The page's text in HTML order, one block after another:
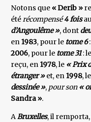
Notons que « Derib »
étérécompensé4 fois
d’Angoulême », dont
en1983, pour le tome 6
2006, pour le tome 31: le
reçu, en1978, le « Prix
étranger »et, en1998, le
dessinée », pour son «
Sandra ».
ABruxelles, il